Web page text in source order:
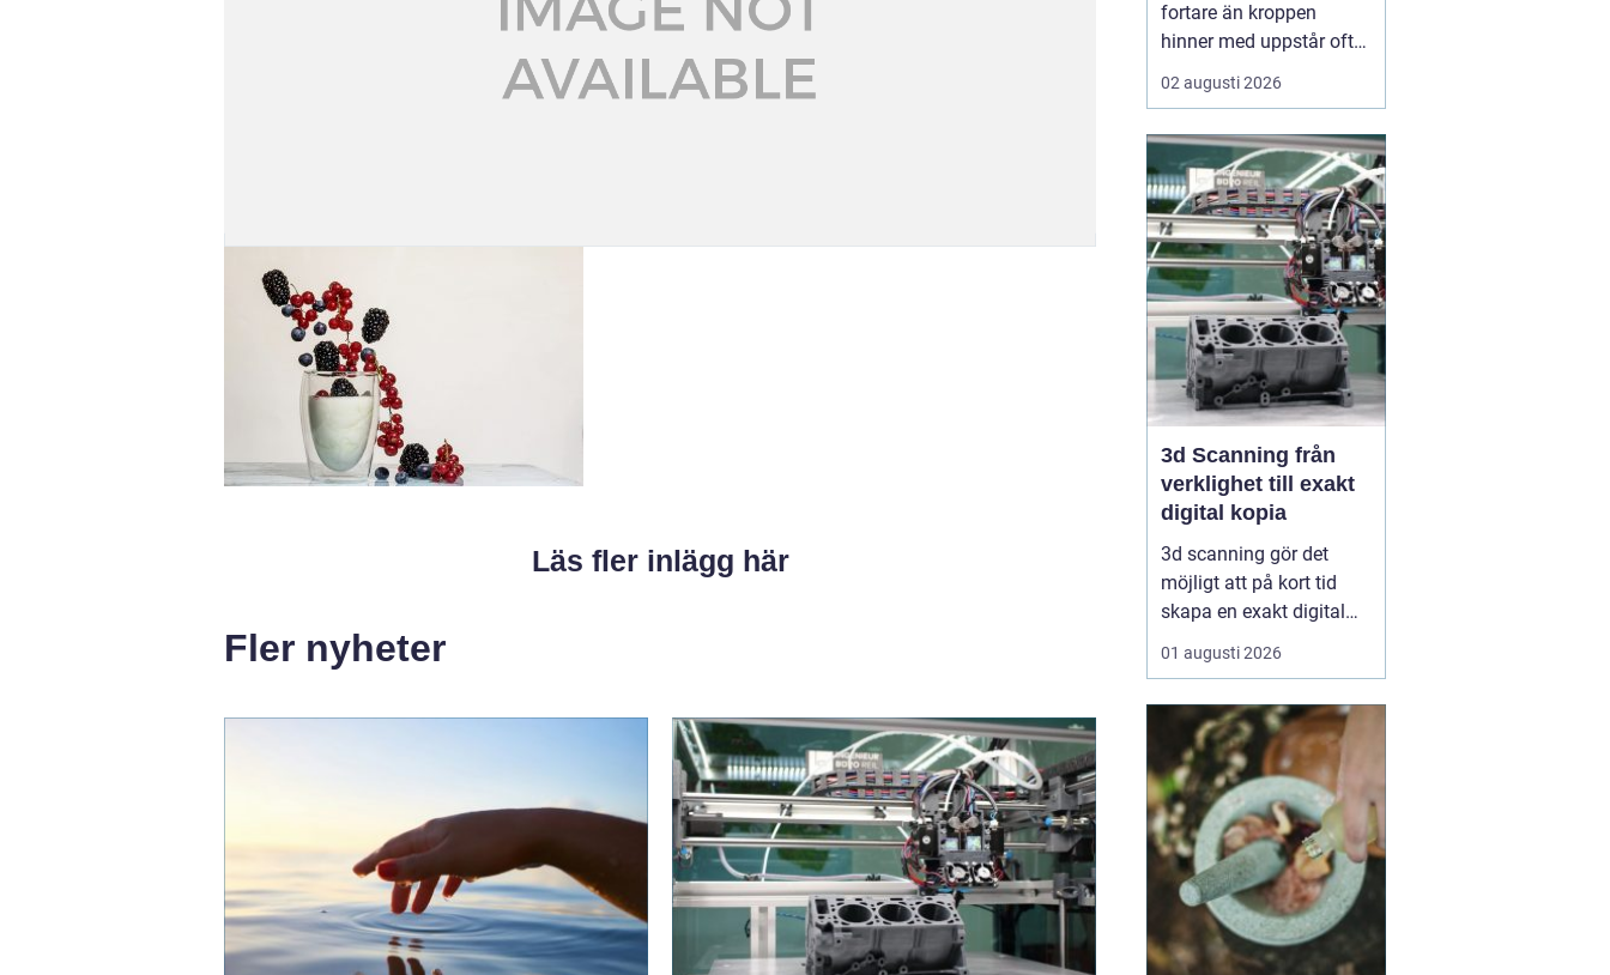
Läs fler inlägg här
Fler nyheter
fortare än kroppen
hinner med uppstår ofta
spänningar, oro och
trötthet som inte går att
Många börjar då söka
efter metoder som kan
skapa lugn på djupet,
inte bara i tankarna utan
också i kroppen. I den
sökn...
02 augusti 2026
3d Scanning från
verklighet till exakt
digital kopia
3d scanning gör det
möjligt att på kort tid
skapa en exakt digital
kopia av nästan vad
som helst: en liten detalj,
eller en hel fabrik.
Tekniken används i dag
inom industri, bygg,
fastigheter, kulturarv och
infrastruktur för at...
01 augusti 2026